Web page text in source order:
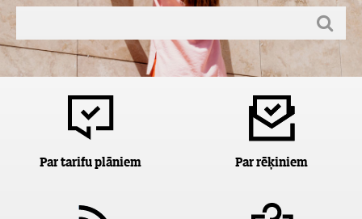
Par tarifu plāniem Par rēķiniem